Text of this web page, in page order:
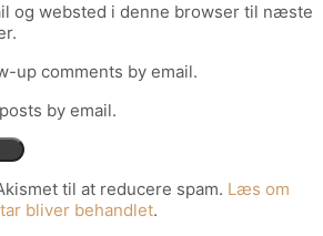
og websted i denne browser til næste
up comments by email.
by email.
til at reducere spam. Læs om
bliver behandlet.